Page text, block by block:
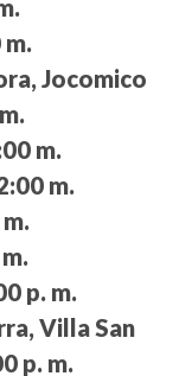
Jocomico
m.
m.
p. m.
Villa San
p. m.